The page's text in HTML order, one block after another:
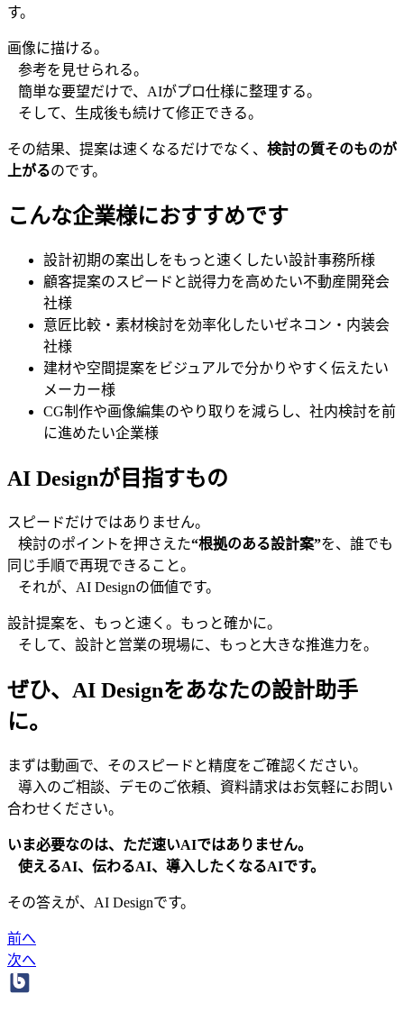
す。
画像に描ける。
参考を見せられる。
簡単な要望だけで、AIがプロ仕様に整理する。
そして、生成後も続けて修正できる。
その結果、提案は速くなるだけでなく、 検討の質そのものが
上がるのです。
こんな企業様におすすめです
設計初期の案出しをもっと速くしたい設計事務所様
顧客提案のスピードと説得力を高めたい不動産開発会
社様
意匠比較・素材検討を効率化したいゼネコン・内装会
社様
建材や空間提案をビジュアルで分かりやすく伝えたい
メーカー様
CG制作や画像編集のやり取りを減らし、社内検討を前
に進めたい企業様
AI Designが目指すもの
スピードだけではありません。
検討のポイントを押さえた“根拠のある設計案”を、誰でも
同じ手順で再現できること。
それが、AI Designの価値です。
設計提案を、もっと速く。もっと確かに。
そして、設計と営業の現場に、もっと大きな推進力を。
ぜひ、AI Designをあなたの設計助手
に。
まずは動画で、そのスピードと精度をご確認ください。
導入のご相談、デモのご依頼、資料請求はお気軽にお問い
合わせください。
いま必要なのは、ただ速いAIではありません。
使えるAI、伝わるAI、導入したくなるAIです。
その答えが、AI Designです。
前へ
次へ